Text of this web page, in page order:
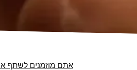
אתם מוזמנים לשתף